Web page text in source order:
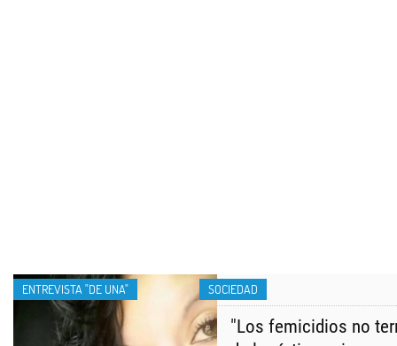
SOCIEDAD
"Los femicidios no
ENTREVISTA "DE UNA"